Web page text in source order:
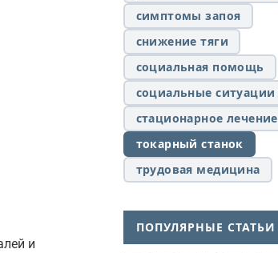
и
симптомы запоя
снижение тяги
социальная помощь
социальные ситуации
стационарное лечение
токарный станок
трудовая медицина
ПОПУЛЯРНЫЕ СТАТЬИ